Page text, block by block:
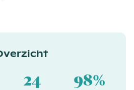
24 98%